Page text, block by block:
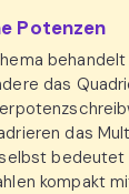
Potenzen
das
das
bedeutet
kompakt